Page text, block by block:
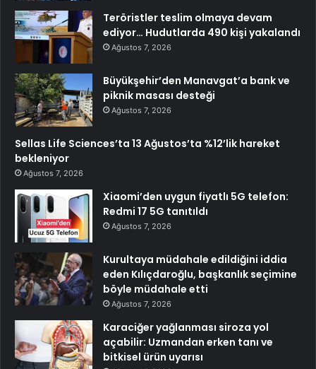
Teröristler teslim olmaya devam
ediyor… Hudutlarda 490 kişi yakalandı
Ağustos 7, 2026
Büyükşehir’den Manavgat’a bank ve
piknik masası desteği
Ağustos 7, 2026
Sellas Life Sciences’ta 13 Ağustos’ta %12’lik hareket
bekleniyor
Ağustos 7, 2026
Xiaomi’den uygun fiyatlı 5G telefon:
Redmi 17 5G tanıtıldı
Ağustos 7, 2026
Kurultaya müdahale edildiğini iddia
eden Kılıçdaroğlu, başkanlık seçimine
böyle müdahale etti
Ağustos 7, 2026
Karaciğer yağlanması siroza yol
açabilir: Uzmandan erken tanı ve
bitkisel ürün uyarısı